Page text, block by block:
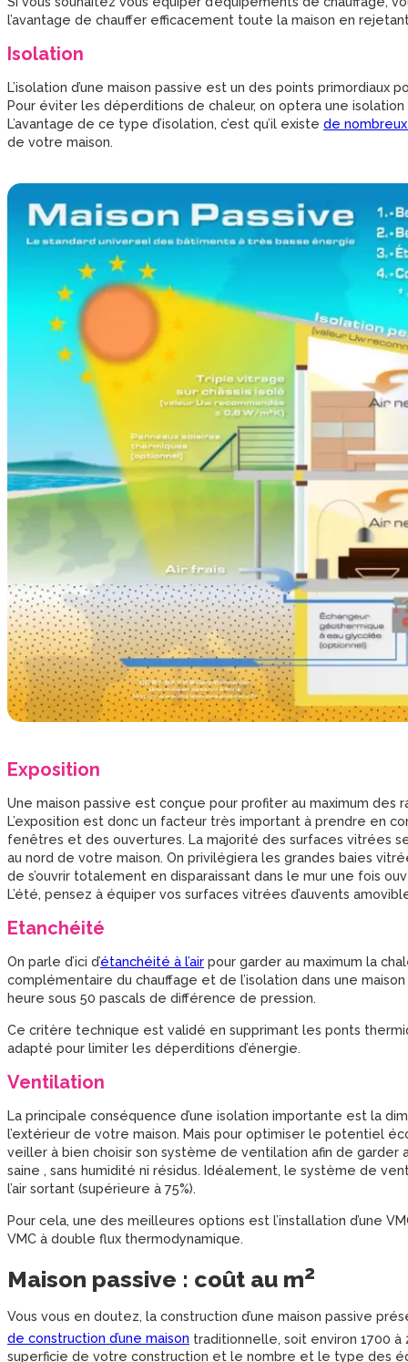
l’avantage de chauffer efficacement toute la maison en
Isolation
L’isolation d’une maison passive est un des points primordiaux
Pour éviter les déperditions de chaleur, on optera une
L’avantage de ce type d’isolation, c’est qu’il existe de
de votre maison.
Exposition
Une maison passive est conçue pour profiter au maximum des
L’exposition est donc un facteur très important à prendre en
fenêtres et des ouvertures. La majorité des surfaces vitrées
au nord de votre maison. On privilégiera les grandes baies
de s’ouvrir totalement en disparaissant dans le mur une fois
L’été, pensez à équiper vos surfaces vitrées d’auvents
Etanchéité
On parle d’ici d’étanchéité à l’air pour garder au maximum la
complémentaire du chauffage et de l’isolation dans une
heure sous 50 pascals de différence de pression.
Ce critère technique est validé en supprimant les ponts
adapté pour limiter les déperditions d’énergie.
Ventilation
La principale conséquence d’une isolation importante est la
l’extérieur de votre maison. Mais pour optimiser le potentiel
veiller à bien choisir son système de ventilation afin de garder
saine , sans humidité ni résidus. Idéalement, le système de
l’air sortant (supérieure à 75%).
Pour cela, une des meilleures options est l’installation d’une
VMC à double flux thermodynamique.
Maison passive : coût au m2
Vous vous en doutez, la construction d’une maison passive
de construction d’une maison traditionnelle, soit environ 1700 à
superficie de votre construction et le nombre et le type des